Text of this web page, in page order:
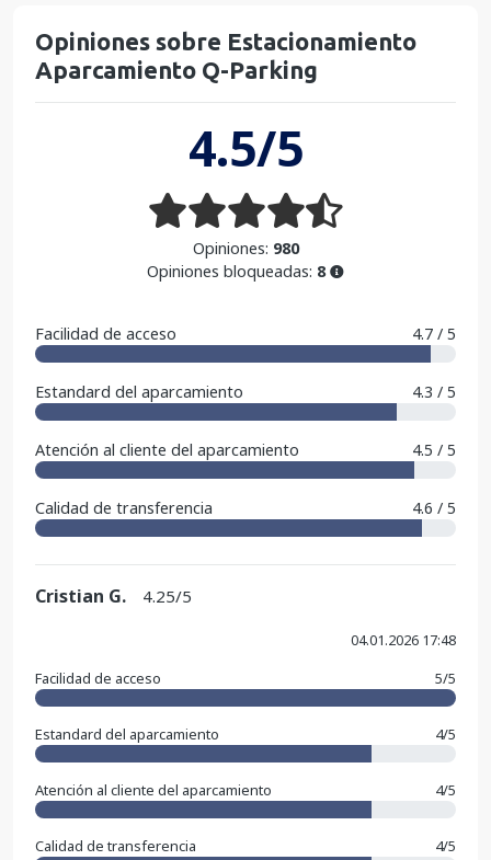
Opiniones sobre Estacionamiento
Aparcamiento Q-Parking
4.5/5
Opiniones: 980
Opiniones bloqueadas: 8
Facilidad de acceso 4.7 / 5
Estandard del aparcamiento 4.3 / 5
Atención al cliente del aparcamiento 4.5 / 5
Calidad de transferencia 4.6 / 5
Cristian G. 4.25/5
04.01.2026 17:48
Facilidad de acceso 5/5
Estandard del aparcamiento 4/5
Atención al cliente del aparcamiento 4/5
Calidad de transferencia 4/5